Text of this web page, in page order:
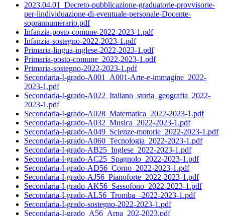
2023.04.01_Decreto-pubblicazione-graduatorie-provvisorie-
per-lindividuazione-di-eventuale-personale-Docente-
soprannumerario.pdf
Infanzia-posto-comune-2022-2023-1.pdf
Infanzia-sostegno-2022-2023-1.pdf
Primaria-lingua-inglese-2022-2023-1.pdf
Primaria-posto-comune_2022-2023-1.pdf
Primaria-sostegno-2022-2023-1.pdf
Secondaria-I-grado-A001_A001-Arte-e-immagine_2022-
2023-1.pdf
Secondaria-I-grado-A022_Italiano_storia_geografia_2022-
2023-1.pdf
Secondaria-I-grado-A028_Matematica_2022-2023-1.pdf
Secondaria-I-grado-A032_Musica_2022-2023-1.pdf
Secondaria-I-grado-A049_Scienze-motorie_2022-2023-1.pdf
Secondaria-I-grado-A060_Tecnologia_2022-2023-1.pdf
Secondaria-I-grado-AB25_Inglese_2022-2023-1.pdf
Secondaria-I-grado-AC25_Spagnolo_2022-2023-1.pdf
Secondaria-I-grado-AD56_Corno_2022-2023-1.pdf
Secondaria-I-grado-AJ56_Pianoforte_2022-2023-1.pdf
Secondaria-I-grado-AK56_Sassofono_2022-2023-1.pdf
Secondaria-I-grado-AL56_Tromba_-2022-2023-1.pdf
Secondaria-I-grado-sostegno-2022-2023-1.pdf
Secondaria-I-grado_A56_Arpa_202-2023.pdf